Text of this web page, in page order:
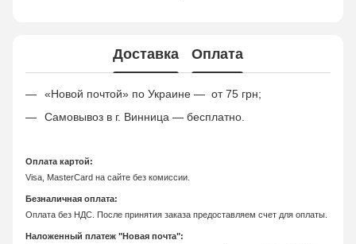
Доставка Оплата
«Новой почтой» по Украине — от 75 грн;
Самовывоз в г. Винница — бесплатно.
Оплата картой:
Visa, MasterCard на сайте без комиссии.
Безналичная оплата:
Оплата без НДС. После принятия заказа предоставляем счет для оплаты.
Наложенный платеж "Новая почта":